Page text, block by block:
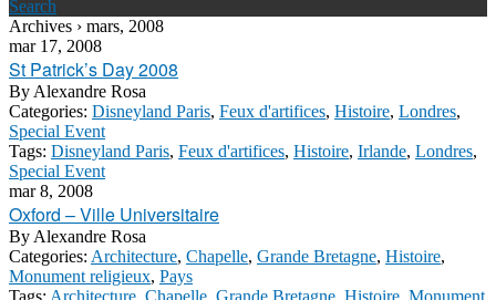
Search
Archives › mars, 2008
mar 17, 2008
St Patrick’s Day 2008
By Alexandre Rosa
Categories: Disneyland Paris, Feux d'artifices, Histoire, Londres,
Special Event
Tags: Disneyland Paris, Feux d'artifices, Histoire, Irlande, Londres,
Special Event
mar 8, 2008
Oxford – Ville Universitaire
By Alexandre Rosa
Categories: Architecture, Chapelle, Grande Bretagne, Histoire,
Monument religieux, Pays
Tags: Architecture Chapelle Grande Bretagne Histoire Monument